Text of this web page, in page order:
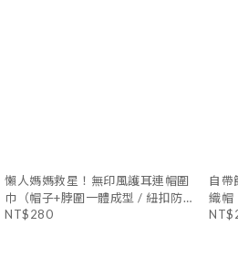
懶人媽媽救星！無印風護耳連帽圍
巾（帽子+脖圍一體成型 / 紐扣防風
款）CA25060
NT$280
自帶
織帽